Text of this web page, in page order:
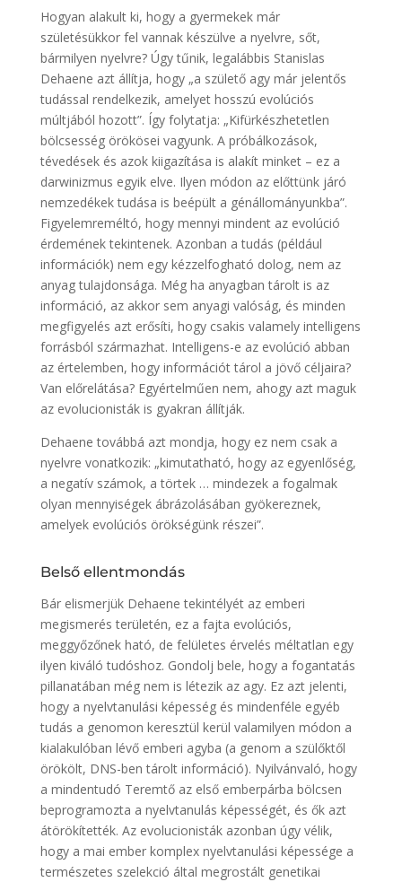
Hogyan alakult ki, hogy a gyermekek már
születésükkor fel vannak készülve a nyelvre, sőt,
bármilyen nyelvre? Úgy tűnik, legalábbis Stanislas
Dehaene azt állítja, hogy „a születő agy már jelentős
tudással rendelkezik, amelyet hosszú evolúciós
múltjából hozott”. Így folytatja: „Kifürkészhetetlen
bölcsesség örökösei vagyunk. A próbálkozások,
tévedések és azok kiigazítása is alakít minket – ez a
darwinizmus egyik elve. Ilyen módon az előttünk járó
nemzedékek tudása is beépült a génállományunkba”.
Figyelemreméltó, hogy mennyi mindent az evolúció
érdemének tekintenek. Azonban a tudás (például
információk) nem egy kézzelfogható dolog, nem az
anyag tulajdonsága. Még ha anyagban tárolt is az
információ, az akkor sem anyagi valóság, és minden
megfigyelés azt erősíti, hogy csakis valamely intelligens
forrásból származhat. Intelligens-e az evolúció abban
az értelemben, hogy információt tárol a jövő céljaira?
Van előrelátása? Egyértelműen nem, ahogy azt maguk
az evolucionisták is gyakran állítják.
Dehaene továbbá azt mondja, hogy ez nem csak a
nyelvre vonatkozik: „kimutatható, hogy az egyenlőség,
a negatív számok, a törtek … mindezek a fogalmak
olyan mennyiségek ábrázolásában gyökereznek,
amelyek evolúciós örökségünk részei”.
Belső ellentmondás
Bár elismerjük Dehaene tekintélyét az emberi
megismerés területén, ez a fajta evolúciós,
meggyőzőnek ható, de felületes érvelés méltatlan egy
ilyen kiváló tudóshoz. Gondolj bele, hogy a fogantatás
pillanatában még nem is létezik az agy. Ez azt jelenti,
hogy a nyelvtanulási képesség és mindenféle egyéb
tudás a genomon keresztül kerül valamilyen módon a
kialakulóban lévő emberi agyba (a genom a szülőktől
örökölt, DNS-ben tárolt információ). Nyilvánvaló, hogy
a mindentudó Teremtő az első emberpárba bölcsen
beprogramozta a nyelvtanulás képességét, és ők azt
átörökítették. Az evolucionisták azonban úgy vélik,
hogy a mai ember komplex nyelvtanulási képessége a
természetes szelekció által megrostált genetikai